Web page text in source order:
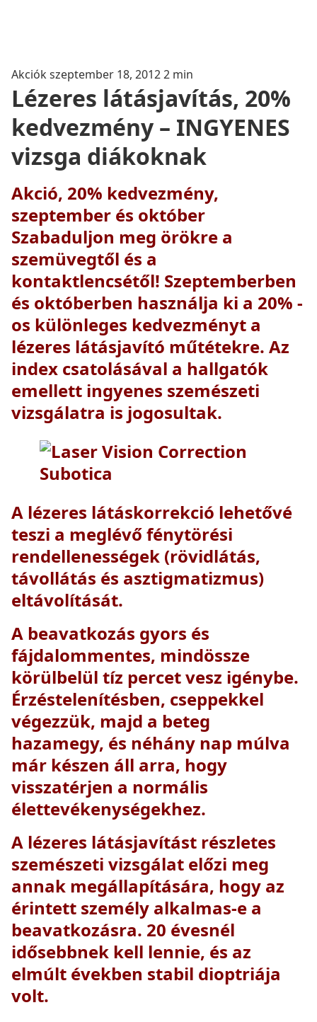
Akciókszeptember 18, 20122 min
Lézeres látásjavítás, 20%
kedvezmény – INGYENES
vizsga diákoknak
Akció, 20% kedvezmény,
szeptember és október
Szabaduljon meg örökre a
szemüvegtől és a
kontaktlencsétől! Szeptemberben
és októberben használja ki a 20% -
os különleges kedvezményt a
lézeres látásjavító műtétekre. Az
index csatolásával a hallgatók
emellett ingyenes szemészeti
vizsgálatra is jogosultak.
A lézeres látáskorrekció lehetővé
teszi a meglévőfénytörési
rendellenességek (rövidlátás,
távollátás és asztigmatizmus)
eltávolítását.
A beavatkozás gyors és
fájdalommentes, mindössze
körülbelül tíz percet vesz igénybe.
Érzéstelenítésben, cseppekkel
végezzük, majd a beteg
hazamegy, és néhány nap múlva
már készen áll arra, hogy
visszatérjen a normális
élettevékenységekhez.
A lézeres látásjavítást részletes
szemészeti vizsgálat előzi meg
annak megállapítására, hogy az
érintett személy alkalmas-e a
beavatkozásra. 20 évesnél
idősebbnek kell lennie, és az
elmúlt években stabil dioptriája
volt.